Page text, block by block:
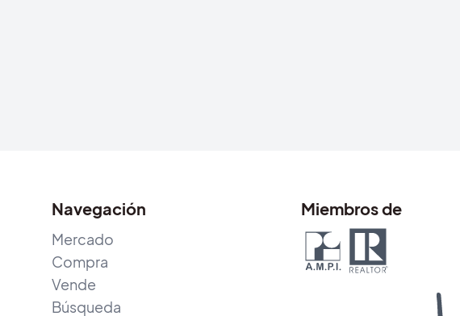
Navegación
Mercado
Compra
Vende
Búsqueda
Miembros de